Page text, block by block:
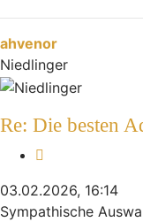
ahvenor
Niedlinger
Re: Die besten
03.02.2026, 16:14
Sympathische